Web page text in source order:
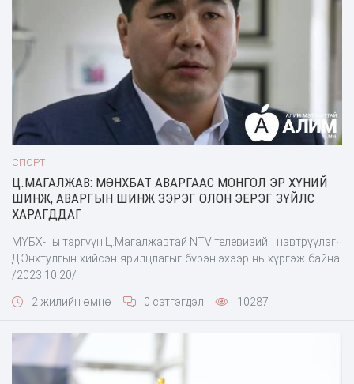
СПОРТ
Ц.МАГАЛЖАВ: МӨНХБАТ АВАРГААС МОНГОЛ ЭР ХҮНИЙ
ШИНЖ, АВАРГЫН ШИНЖ ЗЭРЭГ ОЛОН ЭЕРЭГ ЗҮЙЛС
ХАРАГДДАГ
МҮБХ-ны тэргүүн Ц.Магалжавтай NTV телевизийн нэвтрүүлэгч
Д.Энхтулгын хийсэн ярилцлагыг бүрэн эхээр нь хүргэж байна.
/2023.10.20/
2 жилийн өмнө 0 сэтгэгдэл 10287